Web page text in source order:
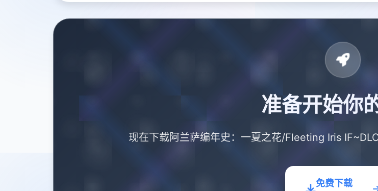
准备开始你
现在下载阿兰萨编年史：一夏之花/Fleeting Iris
免费下载